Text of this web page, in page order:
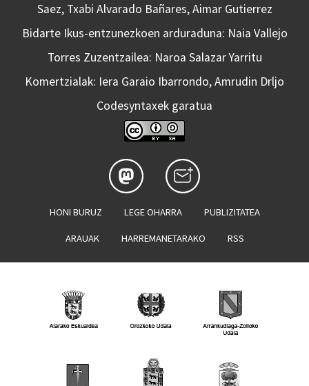
Saez, Txabi Alvarado Bañares, Aimar Gutierrez
Bidarte Ikus-entzunezkoen arduraduna: Naia Vallejo
Torres Zuzentzailea: Naroa Salazar Yarritu
Komertzialak: Iera Garaio Ibarrondo, Amrudin Drljo
Codesyntaxek garatua
HONI BURUZ LEGE OHARRA PUBLIZITATEA
ARAUAK HARREMANETARAKO RSS